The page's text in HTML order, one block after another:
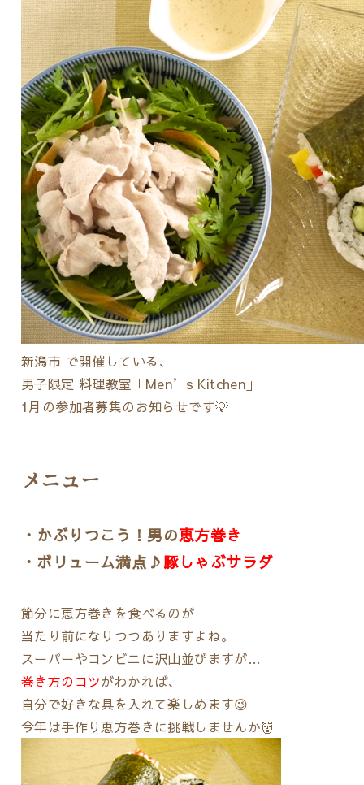
新潟市 で開催している、
男子限定 料理教室「Men’s Kitchen」
1月の参加者募集のお知らせです💡
メニュー
・かぶりつこう！男の恵方巻き
・ボリューム満点♪豚しゃぶサラダ
節分に恵方巻きを食べるのが
当たり前になりつつありますよね。
スーパーやコンビニに沢山並びますが…
巻き方のコツがわかれば、
自分で好きな具を入れて楽しめます😉
今年は手作り恵方巻きに挑戦しませんか👹